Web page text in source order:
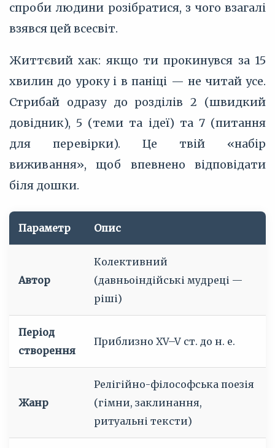
спроби людини розібратися, з чого взагалі
взявся цей всесвіт.
Життєвий хак: якщо ти прокинувся за 15
хвилин до уроку і в паніці — не читай усе.
Стрибай одразу до розділів 2 (швидкий
довідник), 5 (теми та ідеї) та 7 (питання
для перевірки). Це твій «набір
виживання», щоб впевнено відповідати
біля дошки.
Параметр Опис
Автор
Колективний
(давньоіндійські мудреці —
ріші)
Період
створення
Приблизно XV–V ст. до н. е.
Жанр
Релігійно-філософська поезія
(гімни, заклинання,
ритуальні тексти)